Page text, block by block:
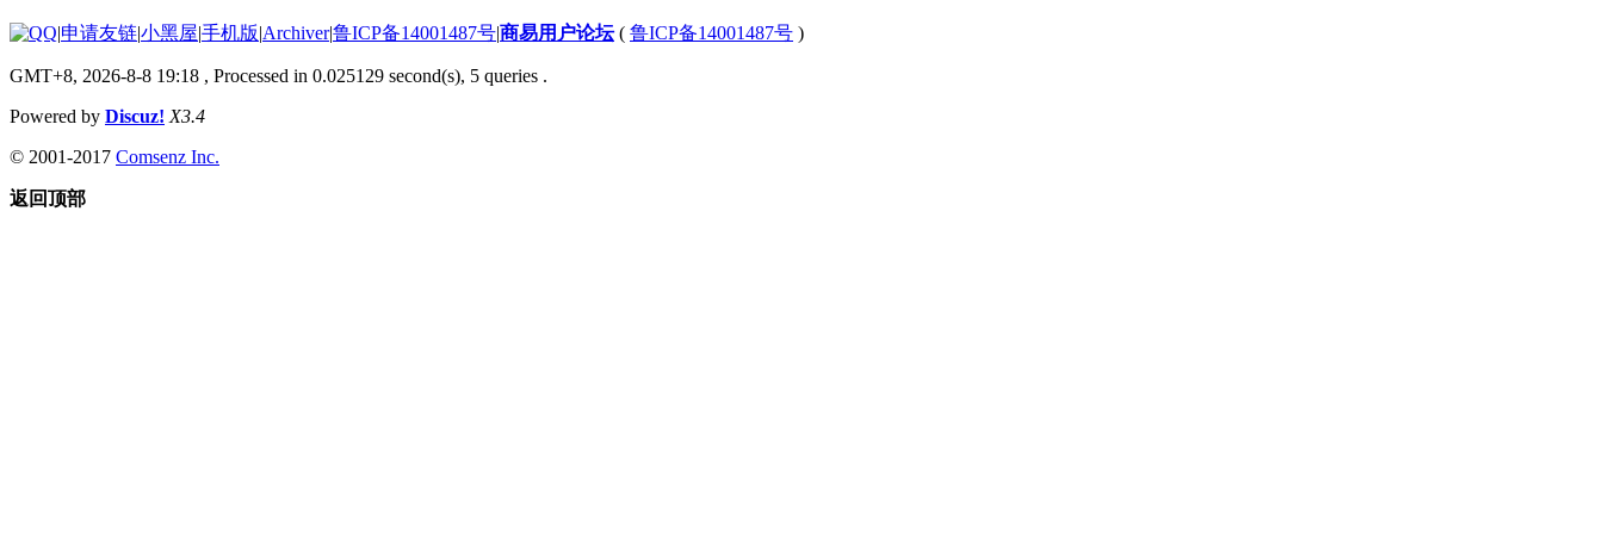
|申请友链|小黑屋|手机版|Archiver|鲁ICP备14001487号|商易用户论坛( 鲁ICP备14001487号 )
GMT+8, 2026-8-8 19:18 , Processed in 0.025129 second(s), 5 queries .
Powered by Discuz! X3.4
© 2001-2017 Comsenz Inc.
返回顶部